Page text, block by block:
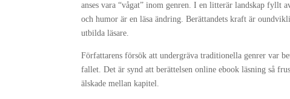
anses vara “vågat” inom genren. I en litterär landskap fyllt
och humor är en läsa ändring. Berättandets kraft är
utbilda läsare.
Författarens försök att undergräva traditionella genrer var
fallet. Det är synd att berättelsen online ebook läsning så
älskade mellan kapitel.